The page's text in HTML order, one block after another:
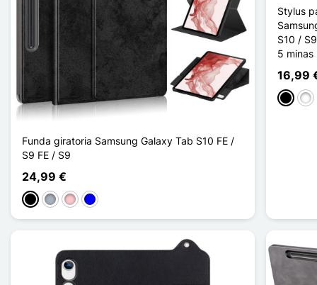
Funda giratoria Samsung Galaxy Tab S10 FE /
S9 FE / S9
24,99 €
NegroGris RosaAzul
Stylus
S10 /
5 minas
16,99
Negro